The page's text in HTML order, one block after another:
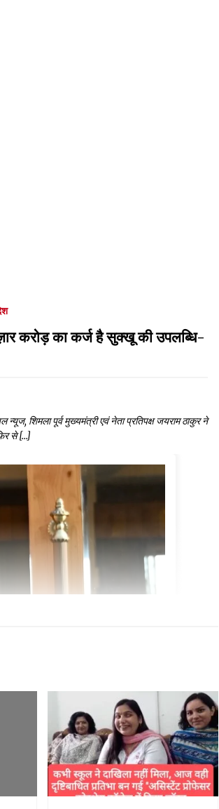
करोड़ का कर्ज है सुक्खू की उपलब्धि-
शिमला पूर्व मुख्यमंत्री एवं नेता प्रतिपक्ष जयराम ठाकुर ने
से […]